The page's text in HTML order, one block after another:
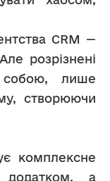
CRM —
розрізнені
собою, лише
створюючи
комплексне
а